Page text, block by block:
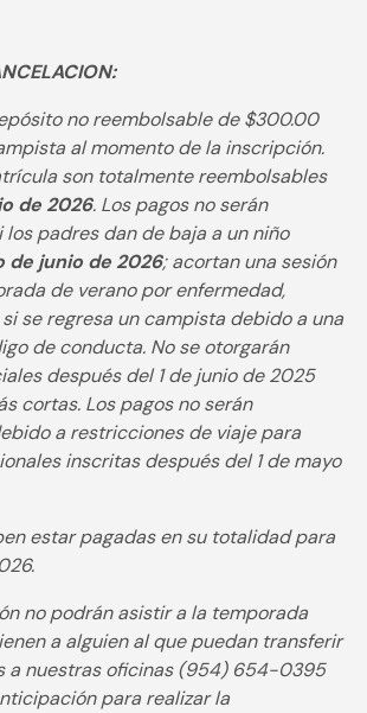
no reembolsable de $300.00
al momento de la inscripción.
son totalmente reembolsables
de 2026. Los pagos no serán
padres dan de baja a un niño
de junio de 2026; acortan una sesión
de verano por enfermedad,
se regresa un campista debido a una
de conducta. No se otorgarán
después del 1 de junio de 2025
cortas. Los pagos no serán
a restricciones de viaje para
inscritas después del 1 de mayo
estar pagadas en su totalidad para
no podrán asistir a la temporada
a alguien al que puedan transferir
a nuestras oficinas (954) 654-0395
para realizar la